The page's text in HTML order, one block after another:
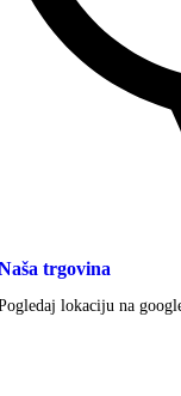
trgovina
lokaciju na